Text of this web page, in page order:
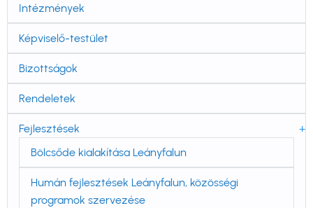
Önkormányzat
navigáció
Intézmények
Képviselő-testület
Bizottságok
Rendeletek
Fejlesztések
Bölcsőde kialakítása Leányfalun
Humán fejlesztések Leányfalun, közösségi
programok szervezése